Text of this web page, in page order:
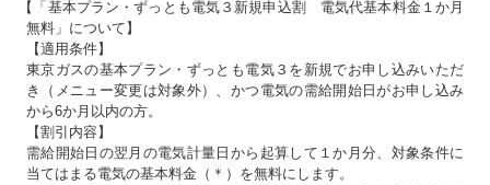
【「基本プラン・ずっとも電気３新規申込割 電気代基本料金１か月
無料」について】
【適用条件】
東京ガスの基本プラン・ずっとも電気３を新規でお申し込みいただ
き（メニュー変更は対象外）、かつ電気の需給開始日がお申し込み
から6か月以内の方。
【割引内容】
需給開始日の翌月の電気計量日から起算して１か月分、対象条件に
当てはまる電気の基本料金（＊）を無料にします。